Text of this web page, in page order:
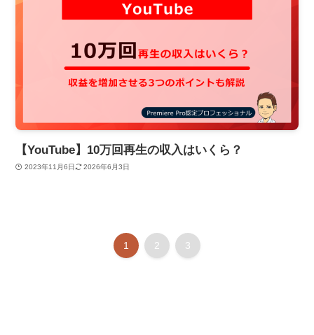
【YouTube】10万回再生の収入はいくら？
2023年11月6日 2026年6月3日
1 2 3